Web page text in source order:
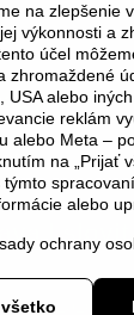
|
©
na zlepšenie
výkonnosti a
účel
zhromaždené
USA alebo
reklám
alebo Meta –
na „Prijať
týmto
alebo
ochrany